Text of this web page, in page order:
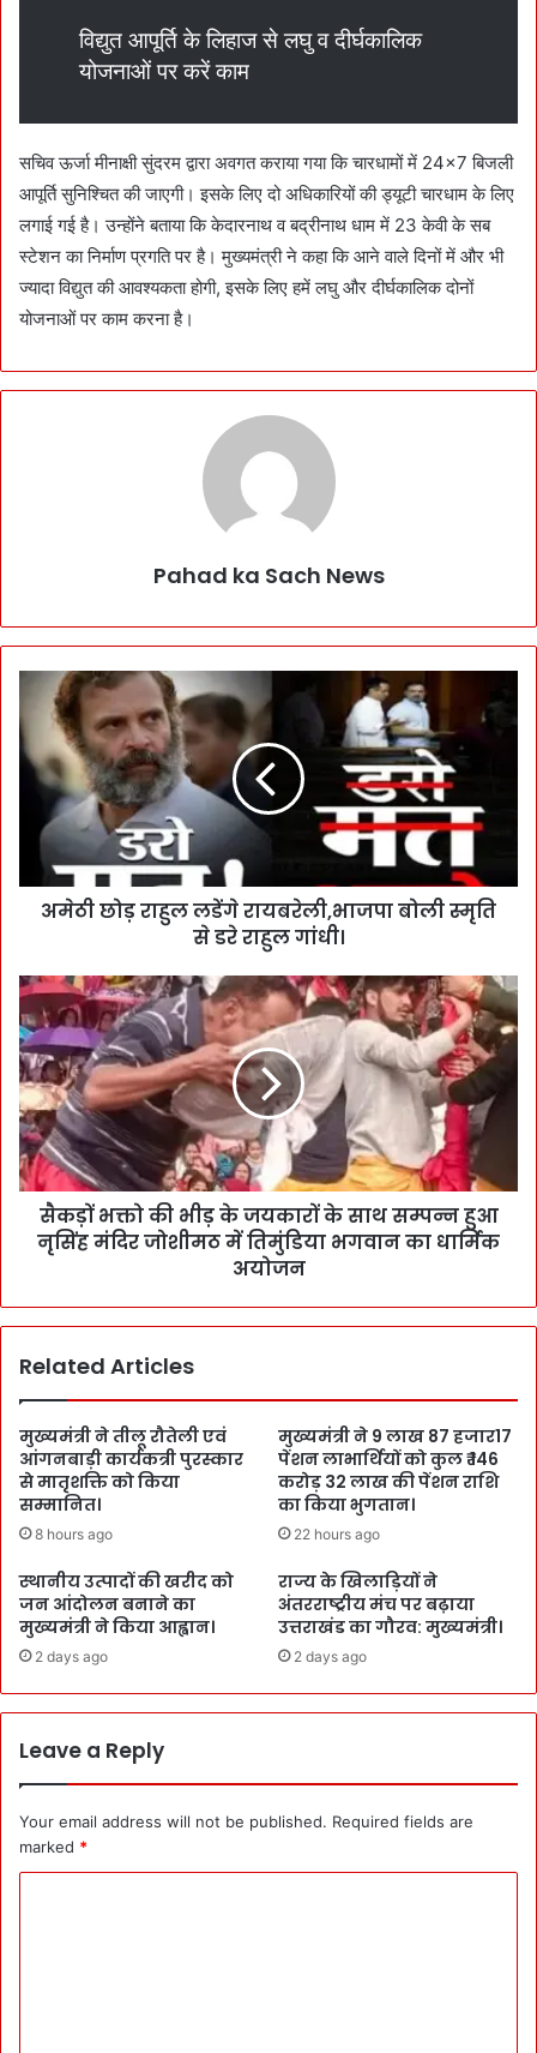
विद्युत आपूर्ति के लिहाज से लघु व दीर्घकालिक
योजनाओं पर करें काम
सचिव ऊर्जा मीनाक्षी सुंदरम द्वारा अवगत कराया गया कि चारधामों में 24×7 बिजली
आपूर्ति सुनिश्चित की जाएगी। इसके लिए दो अधिकारियों की ड्यूटी चारधाम के लिए
लगाई गई है। उन्होंने बताया कि केदारनाथ व बद्रीनाथ धाम में 23 केवी के सब
स्टेशन का निर्माण प्रगति पर है। मुख्यमंत्री ने कहा कि आने वाले दिनों में और भी
ज्यादा विद्युत की आवश्यकता होगी, इसके लिए हमें लघु और दीर्घकालिक दोनों
योजनाओं पर काम करना है।
Pahad ka Sach News
अमेठी छोड़ राहुल लडेंगे रायबरेली,भाजपा बोली स्मृति
से डरे राहुल गांधी।
सैकड़ों भक्तो की भीड़ के जयकारों के साथ सम्पन्न हुआ
नृसिंह मंदिर जोशीमठ में तिमुंडिया भगवान का धार्मिक
अयोजन
Related Articles
मुख्यमंत्री ने तीलू रौतेली एवं
आंगनबाड़ी कार्यकत्री पुरस्कार
से मातृशक्ति को किया
सम्मानित।
8 hours ago
मुख्यमंत्री ने 9 लाख 87 हजार17
पेंशन लाभार्थियों को कुल ₹ 146
करोड़ 32 लाख की पेंशन राशि
का किया भुगतान।
22 hours ago
स्थानीय उत्पादों की खरीद को
जन आंदोलन बनाने का
मुख्यमंत्री ने किया आह्वान।
2 days ago
राज्य के खिलाड़ियों ने
अंतरराष्ट्रीय मंच पर बढ़ाया
उत्तराखंड का गौरव: मुख्यमंत्री।
2 days ago
Leave a Reply
Your email address will not be published. Required fields are
marked *